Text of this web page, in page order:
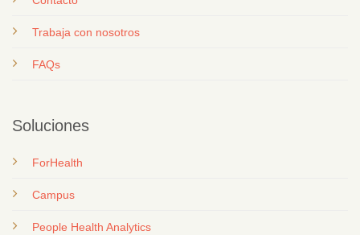
Trabaja con nosotros
FAQs
Soluciones
ForHealth
Campus
People Health Analytics